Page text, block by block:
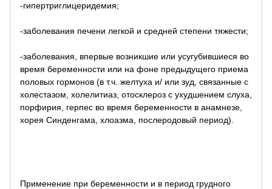
-гипертриглицеридемия;
-заболевания печени легкой и средней степени тяжести;
-заболевания, впервые возникшие или усугубившиеся во
время беременности или на фоне предыдущего приема
половых гормонов (в т.ч. желтуха и/ или зуд, связанные с
холестазом, холелитиаз, отосклероз с ухудшением слуха,
порфирия, герпес во время беременности в анамнезе,
хорея Синденгама, хлоазма, послеродовый период).
Применение при беременности и в период грудного